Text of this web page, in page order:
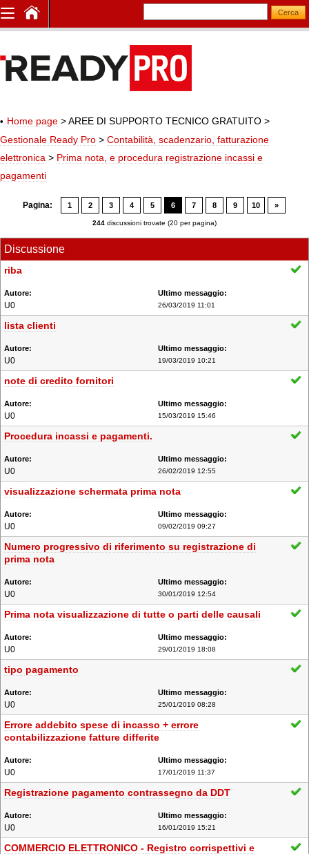
Home page > AREE DI SUPPORTO TECNICO GRATUITO >
Gestionale Ready Pro > Contabilità, scadenzario, fatturazione
elettronica > Prima nota, e procedura registrazione incassi e
pagamenti
Pagina: 1 2 3 4 5 6 7 8 9 10 »
244 discussioni trovate (20 per pagina)
Discussione
riba
U0 26/03/2019 11:01
lista clienti
U0 19/03/2019 10:21
note di credito fornitori
U0 15/03/2019 15:46
Procedura incassi e pagamenti.
U0 26/02/2019 12:55
visualizzazione schermata prima nota
U0 09/02/2019 09:27
Numero progressivo di riferimento su registrazione di
prima nota
U0 30/01/2019 12:54
Prima nota visualizzazione di tutte o parti delle causali
U0 29/01/2019 18:08
tipo pagamento
U0 25/01/2019 08:28
Errore addebito spese di incasso + errore
contabilizzazione fatture differite
U0 17/01/2019 11:37
Registrazione pagamento contrassegno da DDT
U0 16/01/2019 15:21
COMMERCIO ELETTRONICO - Registro corrispettivi e